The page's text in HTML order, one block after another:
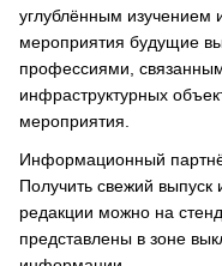
углублённым изучением
мероприятия будущие
профессиями,
инфраструктурных
мероприятия.
Информационный
Получить свежий выпуск
редакции можно на
представлены в зоне